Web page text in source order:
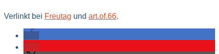
Verlinkt bei Freutag und art.of.66.